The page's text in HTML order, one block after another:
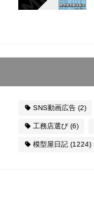
SNS動画広告(2)
工務店選び(6)
模型屋日記(1224)